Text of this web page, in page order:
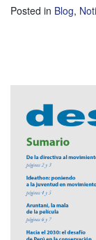
Posted in Blog,